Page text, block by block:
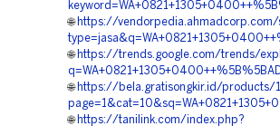
🌐 https://vendorpedia.ahmadcorp.com/
🌐 https://trends.google.com/trends/
🌐 https://bela.gratisongkir.id/products/
🌐 https://tanilink.com/index.php?